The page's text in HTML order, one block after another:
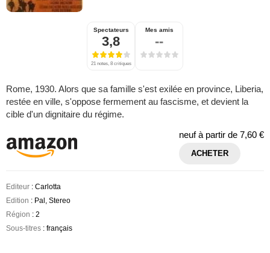
Spectateurs
3,8
21 notes, 8 critiques
Mes amis
--
Rome, 1930. Alors que sa famille s'est exilée en province, Liberia,
restée en ville, s'oppose fermement au fascisme, et devient la
cible d'un dignitaire du régime.
neuf à partir de 7,60 €
ACHETER
Editeur : Carlotta
Edition : Pal, Stereo
Région : 2
Sous-titres : français